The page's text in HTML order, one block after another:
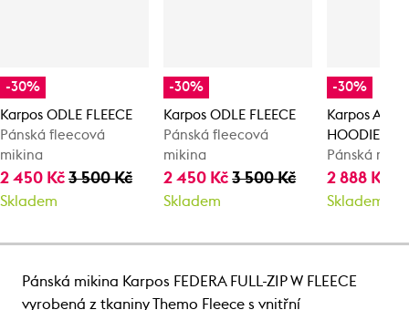
-30%
Karpos ODLE FLEECE
Pánská fleecová
mikina
2 450 Kč 3 500 Kč
Skladem
-30%
Karpos ODLE FLEECE
Pánská fleecová
mikina
2 450 Kč3 500 Kč
Skladem
-30%
Karpos
HOODIE
Pánská
2 888 Kč
Skladem
Pánská mikina Karpos FEDERA FULL-ZIP W FLEECE
vyrobená z tkaniny Themo Fleece s vnitřní